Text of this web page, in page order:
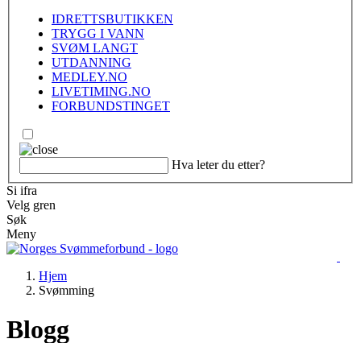
IDRETTSBUTIKKEN
TRYGG I VANN
SVØM LANGT
UTDANNING
MEDLEY.NO
LIVETIMING.NO
FORBUNDSTINGET
Hva leter du etter?
Si ifra
Velg gren
Søk
Meny
Hjem
Svømming
Blogg